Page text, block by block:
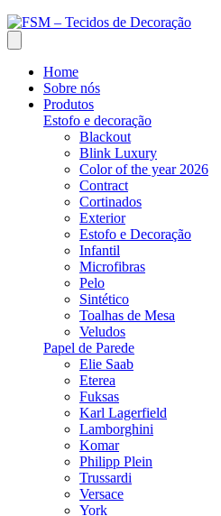
Home
Sobre nós
Produtos
Estofo e decoração
Blackout
Blink Luxury
Color of the year 2026
Contract
Cortinados
Exterior
Estofo e Decoração
Infantil
Microfibras
Pelo
Sintético
Toalhas de Mesa
Veludos
Papel de Parede
Elie Saab
Eterea
Fuksas
Karl Lagerfield
Lamborghini
Komar
Philipp Plein
Trussardi
Versace
York